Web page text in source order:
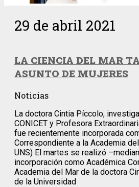
29 de abril 2021
LA CIENCIA DEL MAR
ASUNTO DE MUJERES
Noticias
La doctora Cintia Píccolo,
CONICET y Profesora
fue recientemente incorporada
Correspondiente a la Academia
UNS) El martes se realizó
incorporación como Académica
Academia del Mar de la doctora
de la Universidad